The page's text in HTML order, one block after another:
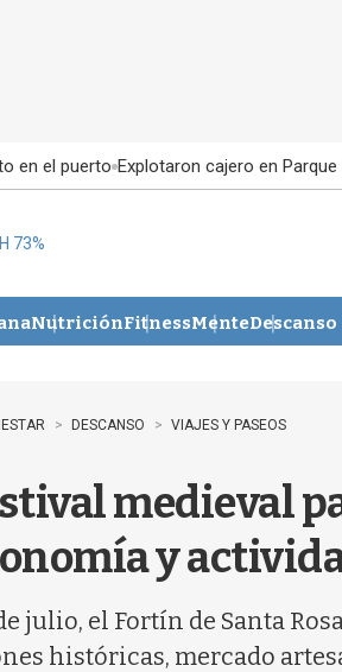
en el puerto Explotaron cajero en
73%
NutriciónFitnessMenteDescanso
DESCANSO VIAJES Y PASEOS
medieval
y
de julio, el Fortín de Santa
históricas, mercado